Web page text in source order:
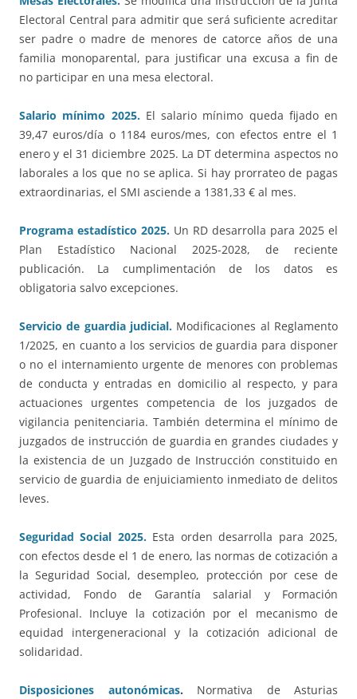
Electoral Central para admitir que será suficiente acreditar
ser padre o madre de menores de catorce años de una
familia monoparental, para justificar una excusa a fin de
no participar en una mesa electoral.
Salario mínimo 2025.El salario mínimo queda fijado en
39,47 euros/día o 1184 euros/mes, con efectos entre el 1
enero y el 31 diciembre 2025. La DT determina aspectos no
laborales a los que no se aplica. Si hay prorrateo de pagas
extraordinarias, el SMI asciende a 1381,33 € al mes.
Programa estadístico 2025. Un RD desarrolla para 2025 el
Plan Estadístico Nacional 2025-2028, de reciente
publicación. La cumplimentación de los datos es
obligatoria salvo excepciones.
Servicio de guardia judicial. Modificaciones al Reglamento
1/2025, en cuanto a los servicios de guardia para disponer
o no el internamiento urgente de menores con problemas
de conducta y entradas en domicilio al respecto, y para
actuaciones urgentes competencia de los juzgados de
vigilancia penitenciaria. También determina el mínimo de
juzgados de instrucción de guardia en grandes ciudades y
la existencia de un Juzgado de Instrucción constituido en
servicio de guardia de enjuiciamiento inmediato de delitos
leves.
Seguridad Social 2025.Esta orden desarrolla para 2025,
con efectos desde el 1 de enero, las normas de cotización a
la Seguridad Social, desempleo, protección por cese de
actividad, Fondo de Garantía salarial y Formación
Profesional. Incluye la cotización por el mecanismo de
equidad intergeneracional y la cotización adicional de
solidaridad.
Disposiciones autonómicas. Normativa de Asturias